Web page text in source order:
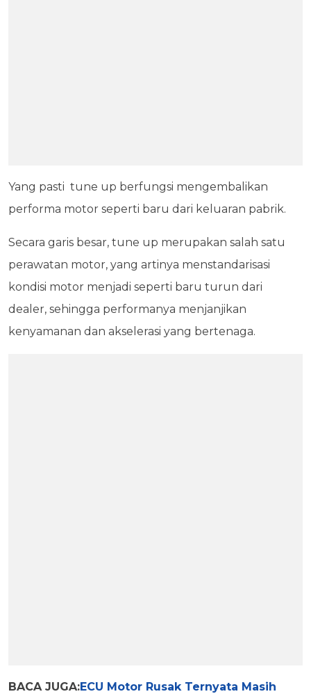
Yang pasti tune up berfungsi mengembalikan
performa motor seperti baru dari keluaran pabrik.
Secara garis besar, tune up merupakan salah satu
perawatan motor, yang artinya menstandarisasi
kondisi motor menjadi seperti baru turun dari
dealer, sehingga performanya menjanjikan
kenyamanan dan akselerasi yang bertenaga.
BACA JUGA:ECU Motor Rusak Ternyata Masih